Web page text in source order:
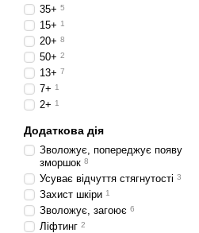
35+ 5
15+ 1
20+ 8
50+ 2
13+ 7
7+ 1
2+ 1
Додаткова дія
Зволожує, попереджує появу
зморшок 8
Усуває відчуття стягнутості 3
Захист шкіри 1
Зволожує, загоює 6
Ліфтинг 2